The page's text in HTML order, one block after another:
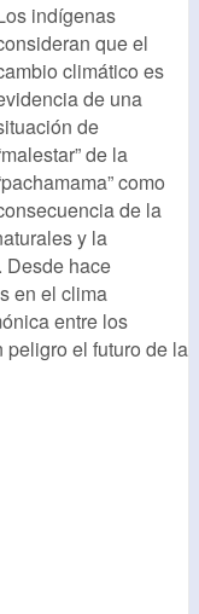
indígenas
que el
climático es
de una
de
de la
como
de la
y la
Desde hace
en el clima
entre los
peligro el futuro de la